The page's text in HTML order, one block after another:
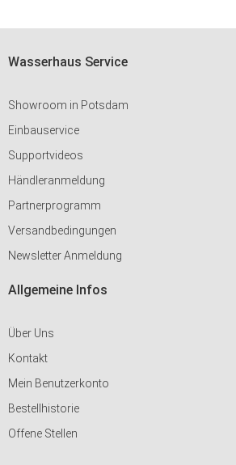
Wasserhaus Service
Showroom in Potsdam
Einbauservice
Supportvideos
Händleranmeldung
Partnerprogramm
Versandbedingungen
Newsletter Anmeldung
Allgemeine Infos
Über Uns
Kontakt
Mein Benutzerkonto
Bestellhistorie
Offene Stellen